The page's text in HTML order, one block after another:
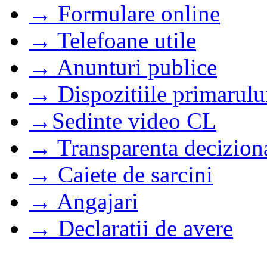
→ Formulare online
→ Telefoane utile
→ Anunturi publice
→ Dispozitiile
→Sedinte video CL
→ Transparenta
→ Caiete de sarcini
→ Angajari
→ Declaratii de avere